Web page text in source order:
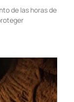
de las horas de